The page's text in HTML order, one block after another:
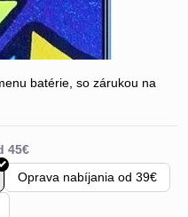
batérie, so zárukou na
Oprava nabíjania od 39€